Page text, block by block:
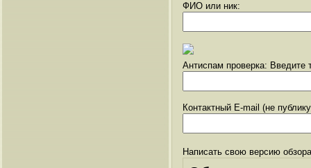
ФИО или ник:
Антиспам проверка: Введите
Контактный E-mail (не
Написать свою версию